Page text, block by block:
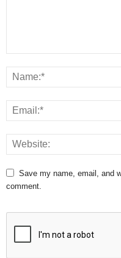
Save my name, email, and
comment.